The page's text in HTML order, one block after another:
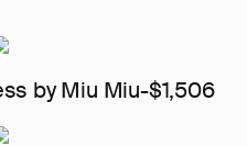
by Miu Miu-$1,506